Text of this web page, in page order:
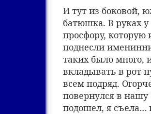
И тут из боковой,
батюшка. В руках
просфору, которую
поднесли
таких было много,
вкладывать в рот
всем подряд.
повернулся в нашу
подошел, я съела…